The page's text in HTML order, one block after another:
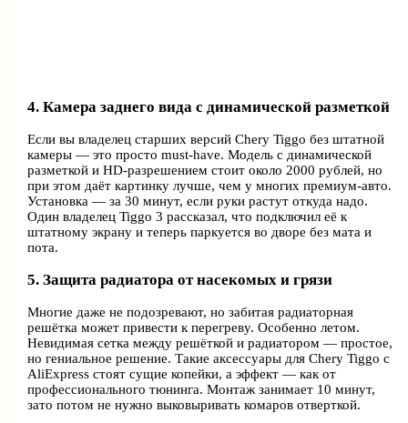
4. Камера заднего вида с динамической разметкой
Если вы владелец старших версий Chery Tiggo без штатной
камеры — это просто must-have. Модель с динамической
разметкой и HD-разрешением стоит около 2000 рублей, но
при этом даёт картинку лучше, чем у многих премиум-авто.
Установка — за 30 минут, если руки растут откуда надо.
Один владелец Tiggo 3 рассказал, что подключил её к
штатному экрану и теперь паркуется во дворе без мата и
пота.
5. Защита радиатора от насекомых и грязи
Многие даже не подозревают, но забитая радиаторная
решётка может привести к перегреву. Особенно летом.
Невидимая сетка между решёткой и радиатором — простое,
но гениальное решение. Такие аксессуары для Chery Tiggo с
AliExpress стоят сущие копейки, а эффект — как от
профессионального тюнинга. Монтаж занимает 10 минут,
зато потом не нужно выковыривать комаров отверткой.